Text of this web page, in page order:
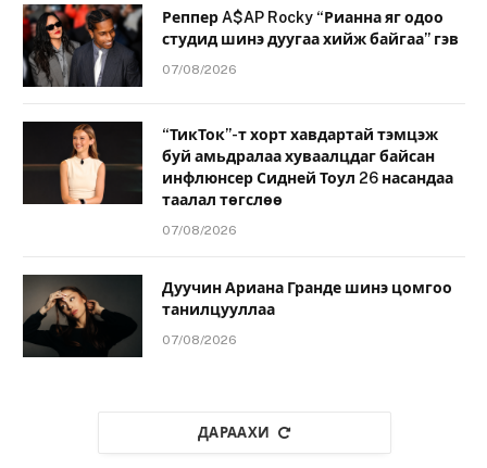
Реппер A$AP Rocky “Рианна яг одоо
студид шинэ дуугаа хийж байгаа” гэв
07/08/2026
“ТикТок”-т хорт хавдартай тэмцэж
буй амьдралаа хуваалцдаг байсан
инфлюнсер Сидней Тоул 26 насандаа
таалал төгслөө
07/08/2026
Дуучин Ариана Гранде шинэ цомгоо
танилцууллаа
07/08/2026
ДАРААХИ